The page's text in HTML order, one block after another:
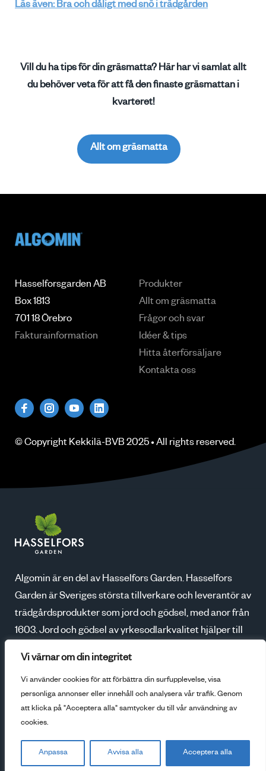
Vi värnar om din integritet
Vi använder cookies för att förbättra din surfupplevelse, visa
personliga annonser eller innehåll och analysera vår trafik. Genom
att klicka på "Acceptera alla" samtycker du till vår användning av
cookies.
Anpassa Avvisa alla Acceptera alla
Läs även: Bra och dåligt med snö i trädgården
Vill du ha tips för din gräsmatta? Här har vi samlat allt
du behöver veta för att få den finaste gräsmattan i
kvarteret!
Allt om gräsmatta
Hasselforsgarden AB
Box 1813
701 18 Örebro
Fakturainformation
Produkter
Allt om gräsmatta
Frågor och svar
Idéer & tips
Hitta återförsäljare
Kontakta oss
© Copyright Kekkilä-BVB 2025 • All rights reserved.
Algomin är en del av Hasselfors Garden. Hasselfors
Garden är Sveriges största tillverkare och leverantör av
trädgårdsprodukter som jord och gödsel, med anor från
1603. Jord och gödsel av yrkesodlarkvalitet hjälper till
vi för en bättre framtid.
Gå till Hasselfors